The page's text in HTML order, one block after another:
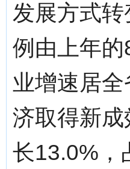
发展方式
例由上年
业增速居
济取得新
长13.0%，